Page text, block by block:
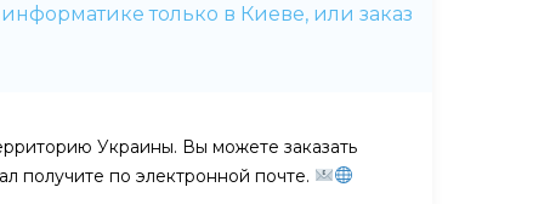
только в Киеве, или заказ
Украины. Вы можете заказать
получите по электронной почте.